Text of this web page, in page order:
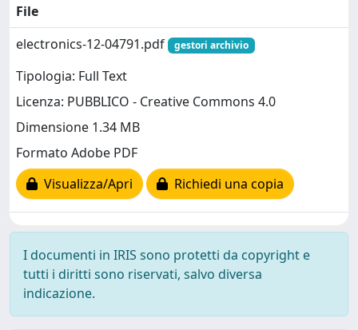
File
electronics-12-04791.pdf
gestori archivio
Tipologia: Full Text
Licenza: PUBBLICO - Creative Commons 4.0
Dimensione 1.34 MB
Formato Adobe PDF
Visualizza/Apri
Richiedi una copia
I documenti in IRIS sono protetti da copyright e
tutti i diritti sono riservati, salvo diversa
indicazione.